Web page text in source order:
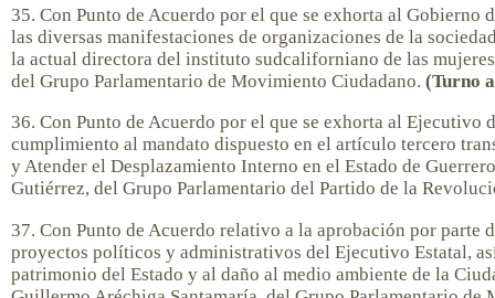
35. Con Punto de Acuerdo por el que se exhorta al Gobierno
las diversas manifestaciones de organizaciones de la
la actual directora del instituto sudcaliforniano de las
del Grupo Parlamentario de Movimiento Ciudadano. (Turno
36. Con Punto de Acuerdo por el que se exhorta al Ejecutivo
cumplimiento al mandato dispuesto en el artículo tercero
y Atender el Desplazamiento Interno en el Estado de
Gutiérrez, del Grupo Parlamentario del Partido de la
37. Con Punto de Acuerdo relativo a la aprobación por parte
proyectos políticos y administrativos del Ejecutivo Estatal,
patrimonio del Estado y al daño al medio ambiente de la